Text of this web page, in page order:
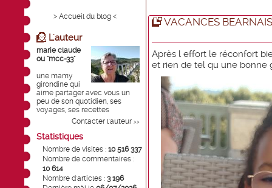
> Accueil du blog <
L'auteur
marie claude
ou "mcc-33"
une mamy
girondine qui
aime partager avec vous un
peu de son quotidien, ses
voyages, ses recettes
Contacter l'auteur >>
Statistiques
Nombre de visites : 10 516 337
Nombre de commentaires :
10 614
Nombre d'articles : 3 196
VACANCES
Après l effort le réconfort
et rien de tel qu une bonne